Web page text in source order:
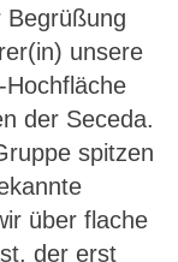
Begrüßung
unsere
der Seceda.
spitzen
über flache
der erst